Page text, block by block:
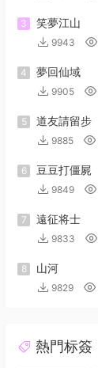
3 笑夢江山
9943
4 夢回仙域
9905
5 道友請留步
9885
6 豆豆打僵屍
9849
7 遠征将士
9833
8 山河
9829
熱門标簽